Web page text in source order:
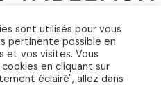
sont utilisés pour vous
pertinente possible en
et vos visites. Vous
en cliquant sur
éclairé", allez dans